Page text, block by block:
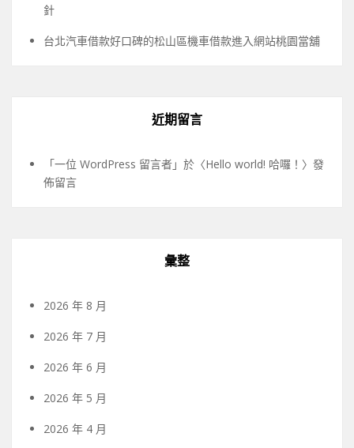
針
台北汽車借款好口碑的松山區機車借款進入網站桃園當舖
近期留言
「一位 WordPress 留言者 」於〈Hello world! 哈囉！ 〉發
佈留言
彙整
2026 年 8 月
2026 年 7 月
2026 年 6 月
2026 年 5 月
2026 年 4 月